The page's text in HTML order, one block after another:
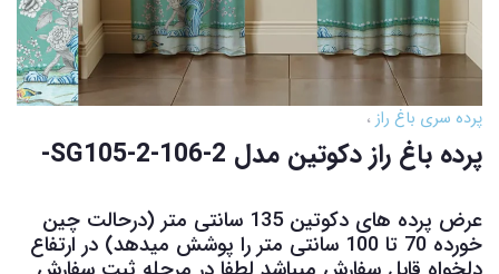
پرده سری باغ راز
پرده باغ راز دکوتین مدل SG105-2-106-2-
عرض پرده های دکوتین 135 سانتی متر (درحالت چین
خورده 70 تا 100 سانتی متر را پوشش میدهد) در ارتفاع